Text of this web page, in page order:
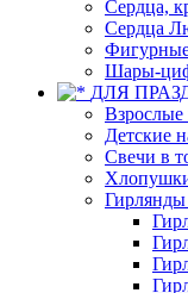
Сердца,
Сердца
Шары-
ДЛЯ
Взрослые
Детские
Свечи в